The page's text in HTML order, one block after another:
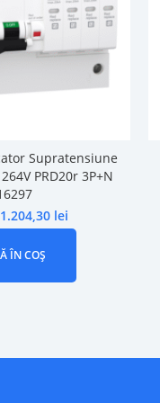
Supratensiune
PRD20r 3P+N
1.204,30 lei
ÎN COȘ